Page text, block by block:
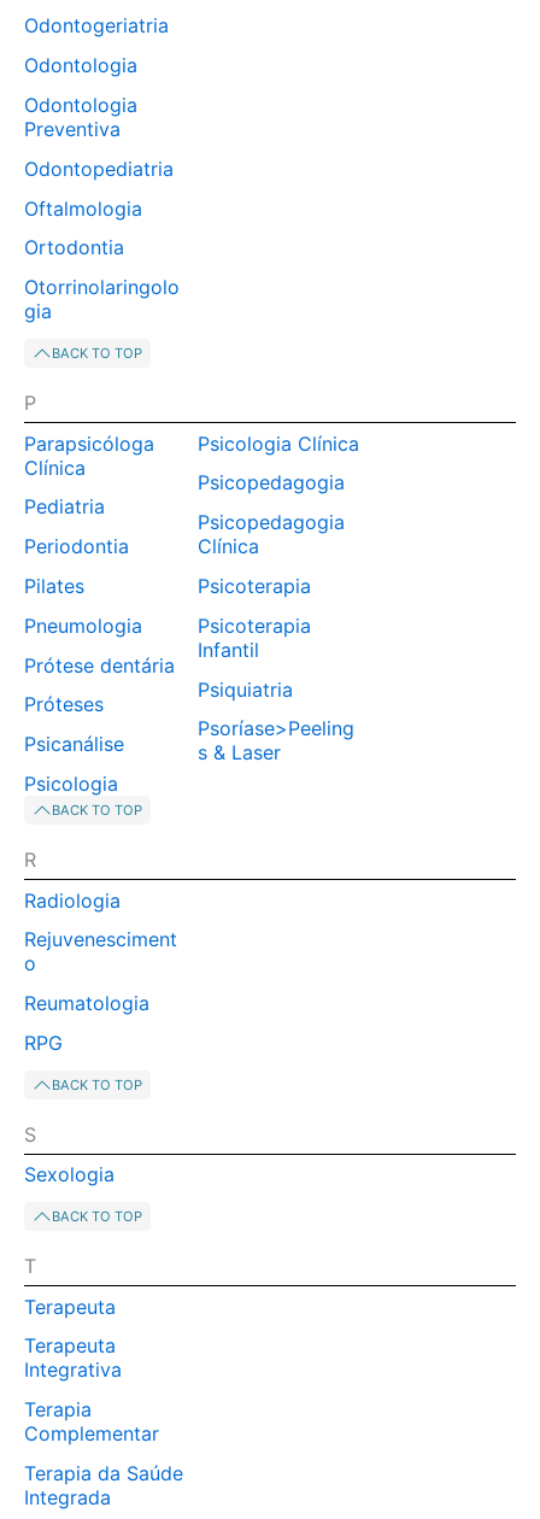
Odontogeriatria
Odontologia
Odontologia
Preventiva
Odontopediatria
Oftalmologia
Ortodontia
Otorrinolaringolo
gia
BACK TO TOP
P
Parapsicóloga
Clínica
Pediatria
Periodontia
Pilates
Pneumologia
Prótese dentária
Próteses
Psicanálise
Psicologia
Psicologia Clínica
Psicopedagogia
Psicopedagogia
Clínica
Psicoterapia
Psicoterapia
Infantil
Psiquiatria
Psoríase>Peeling
s & Laser
BACK TO TOP
R
Radiologia
Rejuvenesciment
o
Reumatologia
RPG
BACK TO TOP
S
Sexologia
BACK TO TOP
T
Terapeuta
Terapeuta
Integrativa
Terapia
Complementar
Terapia da Saúde
Integrada